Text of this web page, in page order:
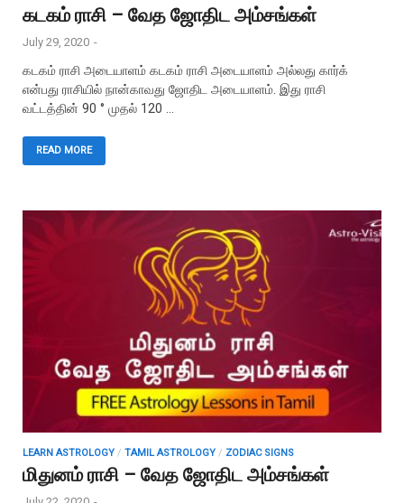
கடகம் ராசி – வேத ஜோதிட அம்சங்கள்
July 29, 2020 -
கடகம் ராசி அடையாளம் கடகம் ராசி அடையாளம் அல்லது கார்க்
என்பது ராசியில் நான்காவது ஜோதிட அடையாளம். இது ராசி
வட்டத்தின் 90 ° முதல் 120 …
READ MORE
LEARN ASTROLOGY / TAMIL ASTROLOGY / ZODIAC SIGNS
மிதுனம் ராசி – வேத ஜோதிட அம்சங்கள்